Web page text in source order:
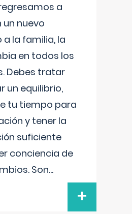
a
nuevo
la familia, la
en todos los
Debes tratar
un equilibrio,
tu tiempo para
y tener la
suficiente
conciencia de
Son...
+